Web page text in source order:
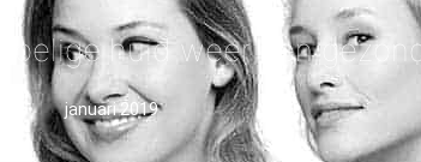
huid weer een
januari 2019